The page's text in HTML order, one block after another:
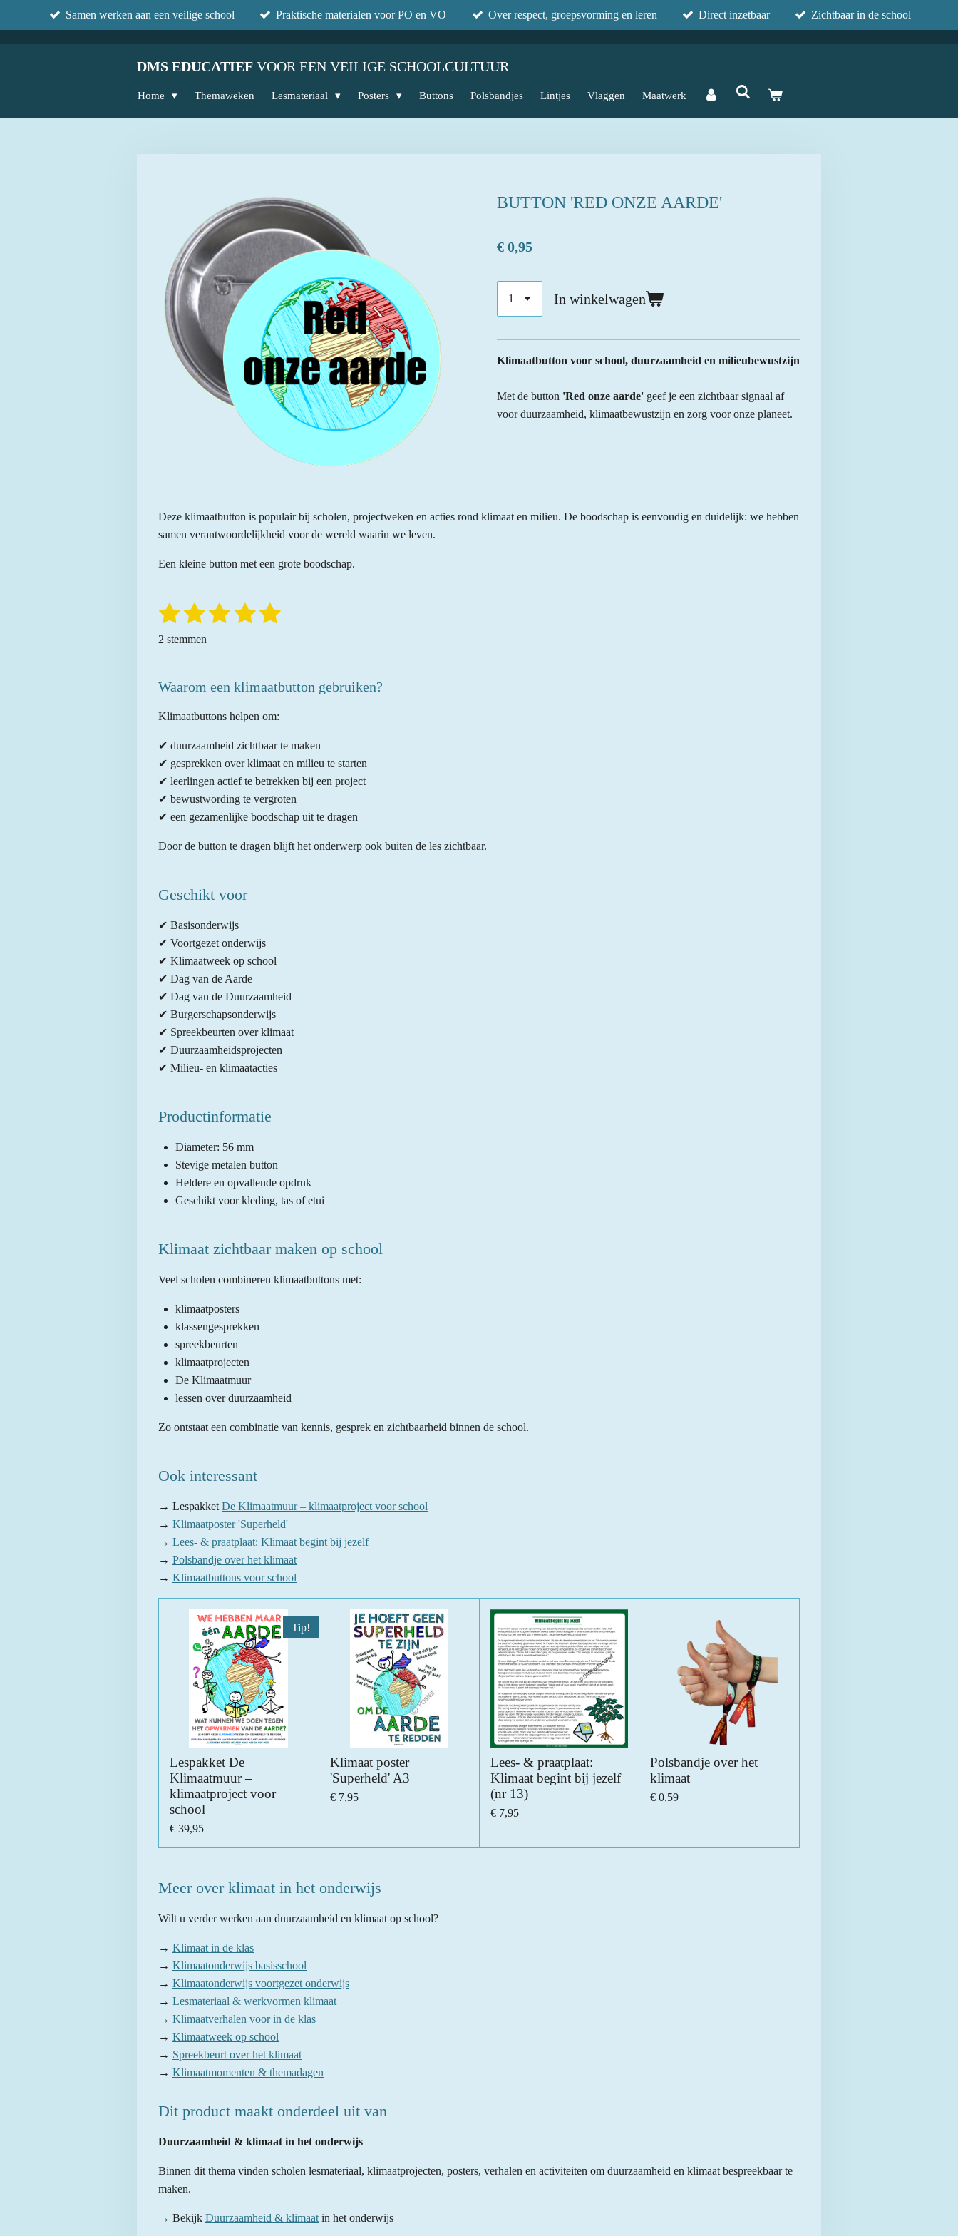
direct
Samen werken aan een veilige school Praktische materialen voor PO en VO Over respect, groepsvorming en leren Direct inzetbaar Zichtbaar in de school
DMS EDUCATIEF VOOR EEN VEILIGE SCHOOLCULTUUR
Home Themaweken Lesmateriaal Posters Buttons Polsbandjes Lintjes Vlaggen Maatwerk
BUTTON 'RED ONZE AARDE'
€ 0,95
In winkelwagen
Klimaatbutton voor school, duurzaamheid en milieubewustzijn
Met de button 'Red onze aarde' geef je een zichtbaar signaal af
voor duurzaamheid, klimaatbewustzijn en zorg voor onze planeet.
Deze klimaatbutton is populair bij scholen, projectweken en acties rond klimaat en milieu. De boodschap is eenvoudig en duidelijk: we hebben
samen verantwoordelijkheid voor de wereld waarin we leven.
Een kleine button met een grote boodschap.
R
t
n
:
e
1
s
e
2
s
e
r
e
n
3
e
r
e
n
4
e
r
e
n
5
e
r
e
n
S
n
2 stemmen
Waarom een klimaatbutton gebruiken?
Klimaatbuttons helpen om:
✔ duurzaamheid zichtbaar te maken
✔ gesprekken over klimaat en milieu te starten
✔ leerlingen actief te betrekken bij een project
✔ bewustwording te vergroten
✔ een gezamenlijke boodschap uit te dragen
Door de button te dragen blijft het onderwerp ook buiten de les zichtbaar.
Geschikt voor
✔ Basisonderwijs
✔ Voortgezet onderwijs
✔ Klimaatweek op school
✔ Dag van de Aarde
✔ Dag van de Duurzaamheid
✔ Burgerschapsonderwijs
✔ Spreekbeurten over klimaat
✔ Duurzaamheidsprojecten
✔ Milieu- en klimaatacties
Productinformatie
Diameter: 56 mm
Stevige metalen button
Heldere en opvallende opdruk
Geschikt voor kleding, tas of etui
Klimaat zichtbaar maken op school
Veel scholen combineren klimaatbuttons met:
klimaatposters
klassengesprekken
spreekbeurten
klimaatprojecten
De Klimaatmuur
lessen over duurzaamheid
Zo ontstaat een combinatie van kennis, gesprek en zichtbaarheid binnen de school.
Ook interessant
→ Lespakket De Klimaatmuur – klimaatproject voor school
→ Klimaatposter 'Superheld'
→ Lees- & praatplaat: Klimaat begint bij jezelf
→ Polsbandje over het klimaat
→ Klimaatbuttons voor school
Tip!
Lespakket De
Klimaatmuur –
klimaatproject voor
school
€ 39,95
Klimaat poster
'Superheld' A3
€ 7,95
Lees- & praatplaat:
Klimaat begint bij jezelf
(nr 13)
€ 7,95
Polsbandje over het
klimaat
€ 0,59
Meer over klimaat in het onderwijs
Wilt u verder werken aan duurzaamheid en klimaat op school?
→ Klimaat in de klas
→ Klimaatonderwijs basisschool
→ Klimaatonderwijs voortgezet onderwijs
→ Lesmateriaal & werkvormen klimaat
→ Klimaatverhalen voor in de klas
→ Klimaatweek op school
→ Spreekbeurt over het klimaat
→ Klimaatmomenten & themadagen
Dit product maakt onderdeel uit van
Duurzaamheid & klimaat in het onderwijs
Binnen dit thema vinden scholen lesmateriaal, klimaatprojecten, posters, verhalen en activiteiten om duurzaamheid en klimaat bespreekbaar te
maken.
→ Bekijk Duurzaamheid & klimaat in het onderwijs